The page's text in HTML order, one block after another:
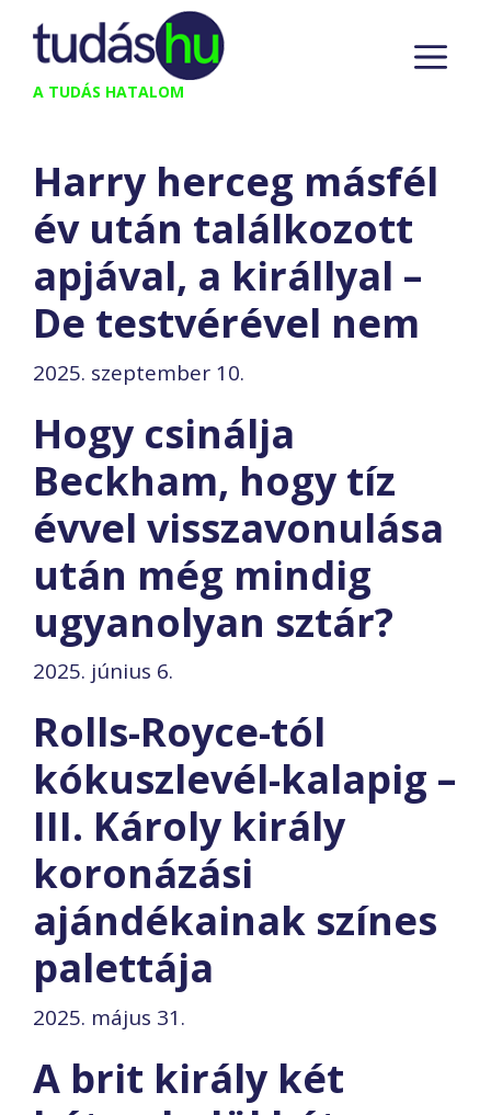
Kilépés
tartalomba
A TUDÁS HATALOM
Harry herceg másfél
év után találkozott
apjával, a királlyal –
De testvérével nem
2025. szeptember 10.
Hogy csinálja
Beckham, hogy tíz
évvel visszavonulása
után még mindig
ugyanolyan sztár?
2025. június 6.
Rolls-Royce-tól
kókuszlevél-kalapig –
III. Károly király
koronázási
ajándékainak színes
palettája
2025. május 31.
A brit király két